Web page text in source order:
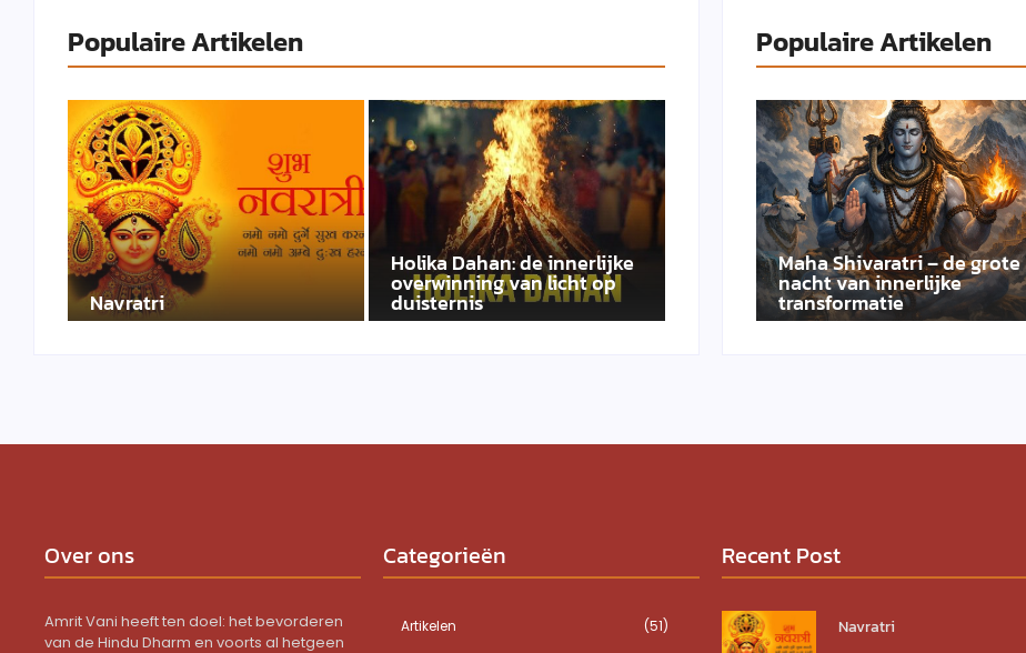
Populaire Artikelen
Navratri
Holika Dahan: de innerlijke
overwinning van licht op
duisternis
Populaire Artikelen
Maha Shivaratri – de grote
nacht van innerlijke
transformatie
Over ons
Amrit Vani heeft ten doel: het bevorderen
van de Hindu Dharm en voorts al hetgeen
Categorieën
Artikelen (51)
Recent Post
Navratri